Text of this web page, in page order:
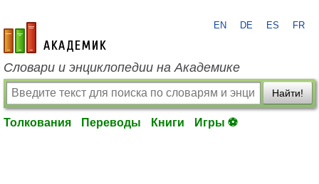
academic.ru
EN DE ES FR
Словари и энциклопедии на Академике
Найти!
Толкования Переводы Книги Игры ⚽